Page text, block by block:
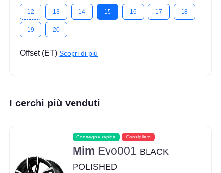
12 13 14 15 16 17 18
19 20
Offset (ET)Scopri di più
I cerchi più venduti
Consegna rapida Consigliato
Mim Evo001 BLACK
POLISHED